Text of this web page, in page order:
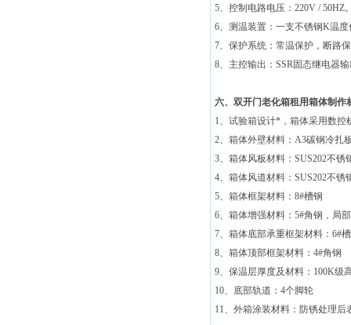
5、控制电路电压：220V / 50HZ
6、测温装置：一支不锈钢K温
7、保护系统：常温保护，断路
8、主控输出：SSR固态继电器
六、 双开门老化箱租用箱体制作
1、试验箱设计*，箱体采用数控
2、箱体外壁材料： A3碳钢冷扎
3、箱体风板材料： SUS202不锈
4、箱体风道材料： SUS202不锈
5、箱体框架材料： 8#槽钢
6、箱体增强材料： 5#角钢，局
7、箱体底部承重框架材料： 6#
8、箱体顶部框架材料： 4#角钢
9、保温层厚度及材料： 100K级
10、底部轨道： 4个脚轮
11、外箱涂装材料：防锈处理